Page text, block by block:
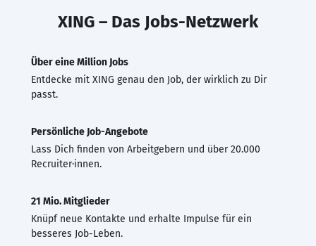
XING – Das Jobs-Netzwerk
Über eine Million Jobs
Entdecke mit XING genau den Job, der wirklich zu Dir
passt.
Persönliche Job-Angebote
Lass Dich finden von Arbeitgebern und über 20.000
Recruiter·innen.
21 Mio. Mitglieder
Knüpf neue Kontakte und erhalte Impulse für ein
besseres Job-Leben.